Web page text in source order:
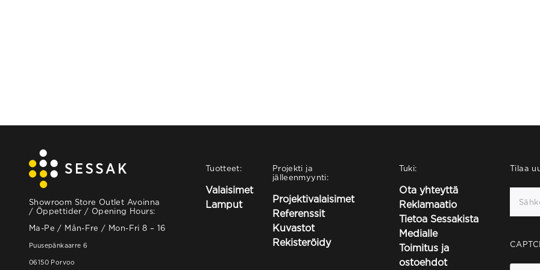
Showroom Store Outlet Avoinna
/ Öppettider / Opening Hours:
Ma-Pe / Mån-Fre / Mon-Fri 8 – 16
Puusepänkaarre 6
06150 Porvoo
Tuotteet:
Valaisimet
Lamput
Projekti ja
jälleenmyynti:
Projektivalaisimet
Referenssit
Kuvastot
Rekisteröidy
Tuki:
Ota yhteyttä
Reklamaatio
Tietoa Sessakista
Medialle
Toimitus ja
ostoehdot
Tilaa